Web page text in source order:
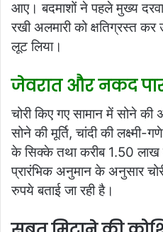
आए। बदमाशों ने पहले मुख्य
रखी अलमारी को क्षतिग्रस्त
लूट लिया।
जेवरात और नकद
चोरी किए गए सामान में सोने की
सोने की मूर्ति, चांदी की लक्ष्मी-
के सिक्के तथा करीब 1.50
प्रारंभिक अनुमान के अनुसार
रुपये बताई जा रही है।